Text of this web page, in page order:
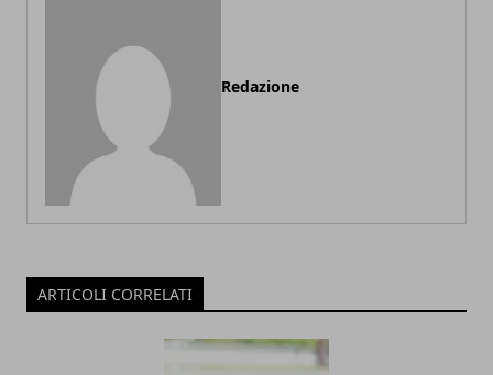
Redazione
ARTICOLI CORRELATI